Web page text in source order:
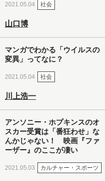
2021.05.04 社会
山口博
マンガでわかる「ウイルスの
変異」ってなに？
2021.05.04 社会
川上浩一
アンソニー・ホプキンスのオ
スカー受賞は「番狂わせ」な
んかじゃない！ 映画『ファ
ーザー』のここが凄い
2021.05.03 カルチャー・スポーツ